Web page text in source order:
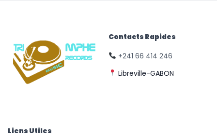
Contacts Rapides
+241 66 414 246
Libreville-GABON
Liens Utiles